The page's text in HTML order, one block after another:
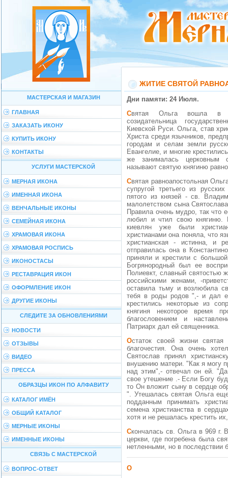
МАСТЕРСКАЯ И МАГАЗИН
ГЛАВНАЯ
ЗАКАЗАТЬ ИКОНУ
КУПИТЬ ИКОНУ
КОНТАКТЫ
УСЛУГИ МАСТЕРСКОЙ
МЕРНАЯ ИКОНА
ИМЕННАЯ ИКОНА
ВЕНЧАЛЬНЫЕ ИКОНЫ
СЕМЕЙНАЯ ИКОНА
ХРАМОВАЯ ИКОНА
ХРАМОВАЯ РОСПИСЬ
ИКОНОСТАСЫ
РЕСТАВРАЦИЯ ИКОН
ОФОРМЛЕНИЕ ИКОН
ДРУГИЕ ИКОНЫ
СЛЕДИТЕ ЗА ОБНОВЛЕНИЯМИ
НОВОСТИ
ОТЗЫВЫ
ВИДЕО
ПРЕССА
ОБРАЗЦЫ ИКОН ПО АЛФАВИТУ
КАТАЛОГ ИМЁН
ОБЩИЙ КАТАЛОГ
МЕРНЫЕ ИКОНЫ
ИМЕННЫЕ ИКОНЫ
СВЯЗЬ С МАСТЕРСКОЙ
ВОПРОС-ОТВЕТ
ЖИТИЕ СВЯТОЙ
Дни памяти: 24 Июля.
Святая Ольга вошла в историю как великая
созидательница
Киевской Руси. Ольга, став
Христа среди язычников,
городам и селам земли
Евангелие, и многие
же занималась церковным
называют святую княгиню
Святая равноапостольная Ольга, в крещении Елена, была
супругой третьего из
пятого из князей - св.
малолетством сына
Правила очень мудро, так что
любил и чтил свою княгиню.
киевлян уже были
христианами она поняла, что
христианская - истинна, и
отправилась она в
приняли и крестили с
Богрянородный был ее
Полиевкт, славный святостью
российскими женами, -
оставила тьму и возлюбила
тебя в роды родов ",- и дал
крестились некоторые из
княгиня некоторое время
благословением и
Патриарх дал ей священника.
Остаток своей жизни святая княгиня проводила в подвигах христианского
благочестия. Она очень
Святослав принял
внушению матери. "Как я могу
над этим",- отвечал он ей.
свое утешение .- Если Богу
то Он вложит сыну в сердце
". Утешалась святая Ольга
подданным принимать
семена христианства в
хотя и не решалась крестить
Скончалась св. Ольга в 969 г. В княжестве святого Владимира при перестройке
церкви, где погребена была
нетленными, но в последствии
О